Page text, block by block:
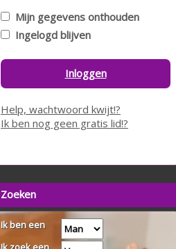
Mijn gegevens onthouden
Ingelogd blijven
Inloggen
Help, wachtwoord kwijt!?
Ik ben nog geen gratis lid!?
Zoeken
Ik ben een